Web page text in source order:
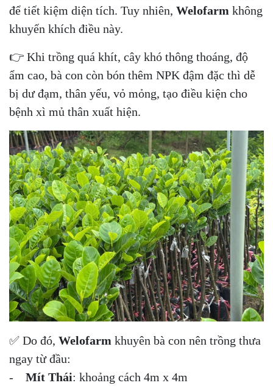
để tiết kiệm diện tích. Tuy nhiên, Welofarm không
khuyến khích điều này.
👉 Khi trồng quá khít, cây khó thông thoáng, độ
ẩm cao, bà con còn bón thêm NPK đậm đặc thì dễ
bị dư đạm, thân yếu, vỏ mỏng, tạo điều kiện cho
bệnh xì mủ thân xuất hiện.
✅ Do đó, Welofarm khuyên bà con nên trồng thưa
ngay từ đầu:
- Mít Thái: khoảng cách 4m x 4m